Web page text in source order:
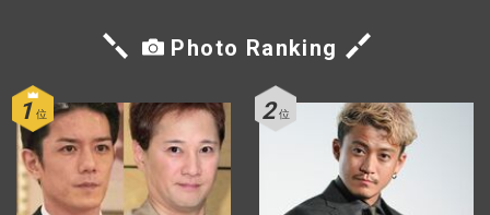
Photo Ranking